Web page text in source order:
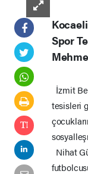
Spor
İzmit
tesisleri
Nihat